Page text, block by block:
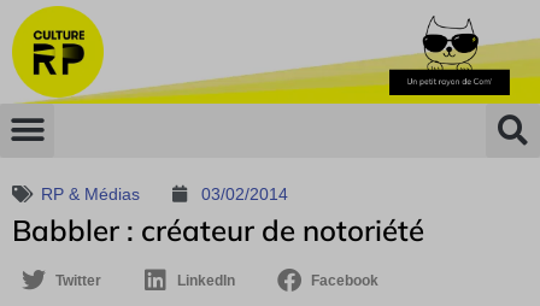
RP & Médias 03/02/2014
Babbler : créateur de notoriété
Twitter LinkedIn Facebook